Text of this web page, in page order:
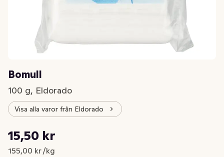
Bomull
100 g, Eldorado
Visa alla varor från Eldorado
Nuvarande pris är: 15,50 kr
15,50 kr
155,00 kr /kg
Styckpris: 155,00 kr /kg